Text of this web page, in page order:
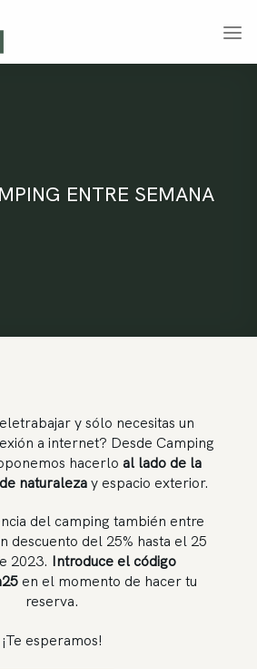
ENTRE SEMANA
y sólo necesitas un
a internet? Desde Camping
hacerlo al lado de la
naturalezay espacio exterior.
del camping también entre
descuento del 25% hasta el 25
2023. Introduce el código
en el momento de hacer tu
reserva.
¡Te esperamos!